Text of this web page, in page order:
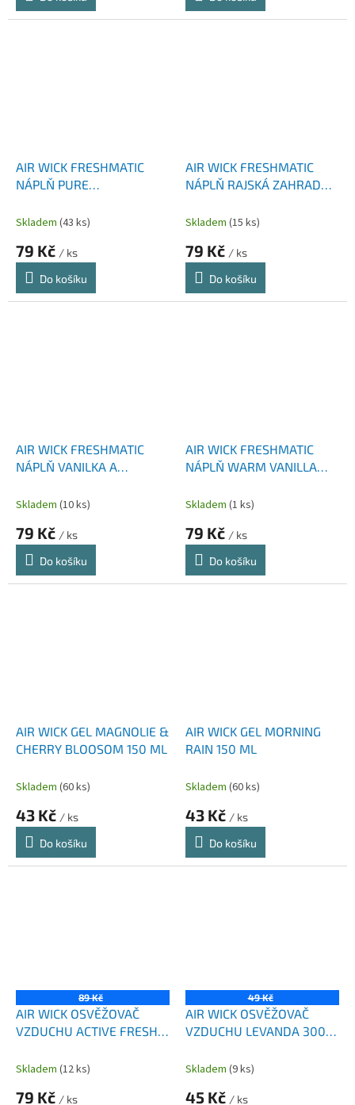
AIR WICK FRESHMATIC
NÁPLŇ PURE
250 ML
Skladem (43 ks)
79 Kč / ks
Do košíku
AIR WICK FRESHMATIC
NÁPLŇ RAJSKÁ ZAHRADA
Skladem (15 ks)
79 Kč / ks
Do košíku
AIR WICK FRESHMATIC
NÁPLŇ VANILKA A
ML
Skladem (10 ks)
79 Kč / ks
Do košíku
AIR WICK FRESHMATIC
NÁPLŇ WARM VANILLA
Skladem (1 ks)
79 Kč / ks
Do košíku
AIR WICK GEL MAGNOLIE &
CHERRY BLOOSOM 150 ML
Skladem (60 ks)
43 Kč / ks
Do košíku
AIR WICK GEL MORNING
RAIN 150 ML
Skladem (60 ks)
43 Kč / ks
Do košíku
89 Kč
AIR WICK OSVĚŽOVAČ
VZDUCHU ACTIVE FRESH
POMERANČOVÝ KVĚT 75
Skladem (12 ks)
79 Kč / ks
49 Kč
AIR WICK OSVĚŽOVAČ
VZDUCHU LEVANDA 300
Skladem (9 ks)
45 Kč / ks